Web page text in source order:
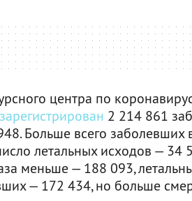
центра по
зарегистрирован 2 214 861
Больше всего
летальных исходов — 34
меньше — 188 093,
— 172 434, но больше